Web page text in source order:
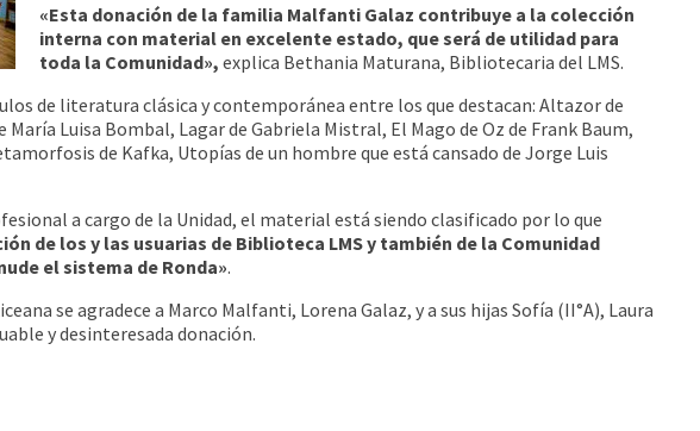
«Esta donación de la familia Malfanti Galaz contribuye a la colección
interna con material en excelente estado, que será de utilidad para
toda la Comunidad»,explica Bethania Maturana, Bibliotecaria del LMS.
de literatura clásica y contemporánea entre los que destacan: Altazor de
Luisa Bombal, Lagar de Gabriela Mistral, El Mago de Oz de Frank Baum,
de Kafka, Utopías de un hombre que está cansado de Jorge Luis
a cargo de la Unidad, el material está siendo clasificado por lo que
de los y las usuarias de Biblioteca LMS y también de la Comunidad
el sistema de Ronda».
se agradece a Marco Malfanti, Lorena Galaz, y a sus hijas Sofía (II°A), Laura
y desinteresada donación.